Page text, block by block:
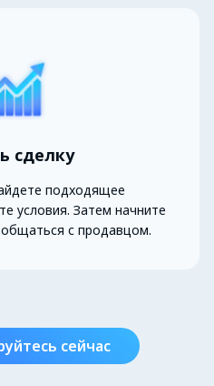
сделку
подходящее
условия. Затем начните
с продавцом.
сейчас